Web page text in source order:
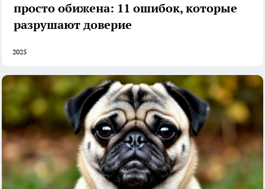
просто обижена: 11 ошибок, которые
разрушают доверие
2025